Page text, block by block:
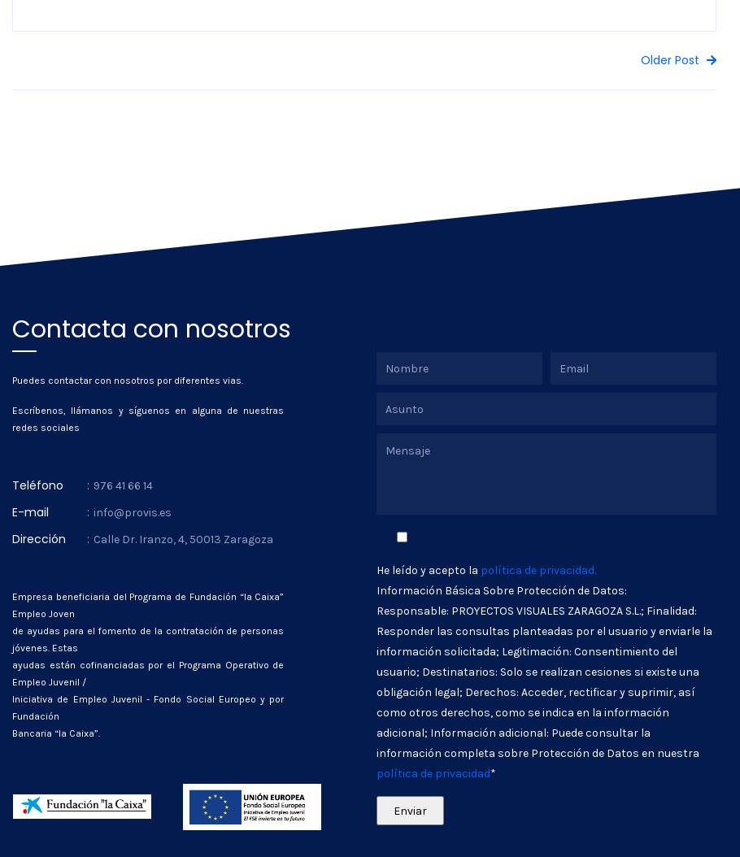
Older Post
Contacta con nosotros
Puedes contactar con nosotros por diferentes vias.
Escríbenos, llámanos y síguenos en alguna de nuestras
redes sociales
Teléfono : 976 41 66 14
E-mail : info@provis.es
Dirección : Calle Dr. Iranzo, 4, 50013 Zaragoza
Empresa beneficiaria del Programa de Fundación “la Caixa”
Empleo Joven
de ayudas para el fomento de la contratación de personas
jóvenes. Estas
ayudas están cofinanciadas por el Programa Operativo de
Empleo Juvenil /
Iniciativa de Empleo Juvenil - Fondo Social Europeo y por
Fundación
Bancaria “la Caixa”.
He leído y acepto la política de privacidad.
Información Básica Sobre Protección de Datos:
Responsable: PROYECTOS VISUALES ZARAGOZA S.L.; Finalidad:
Responder las consultas planteadas por el usuario y enviarle la
información solicitada; Legitimación: Consentimiento del
usuario; Destinatarios: Solo se realizan cesiones si existe una
obligación legal; Derechos: Acceder, rectificar y suprimir, así
como otros derechos, como se indica en la información
adicional; Información adicional: Puede consultar la
información completa sobre Protección de Datos en nuestra
política de privacidad*